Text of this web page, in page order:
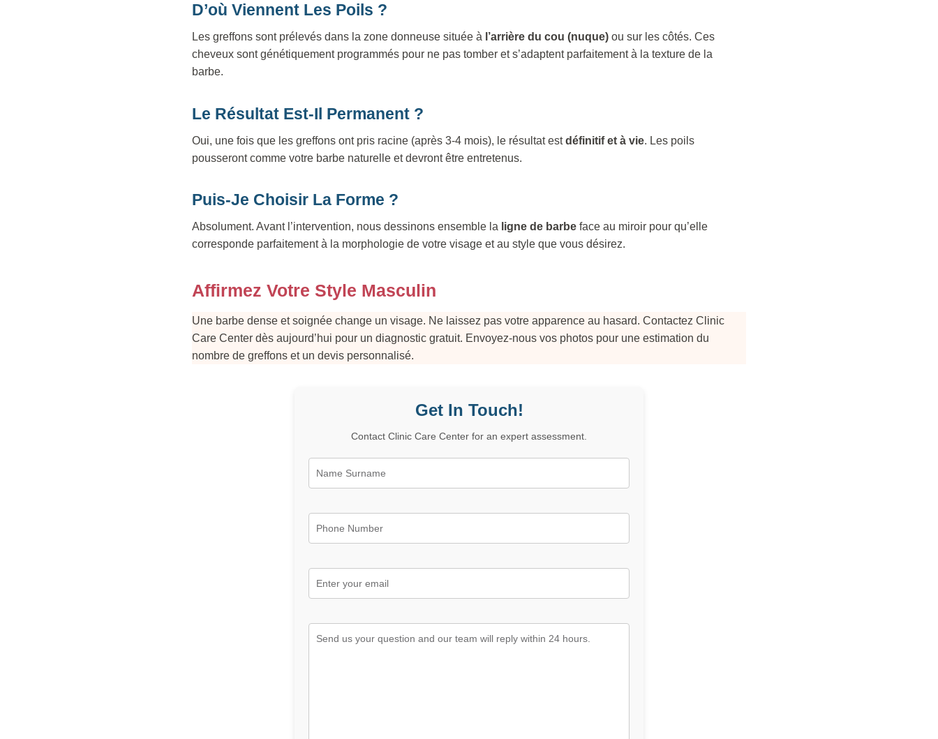
D’où Viennent Les Poils ?
Les greffons sont prélevés dans la zone donneuse située à l’arrière du cou (nuque) ou sur les côtés. Ces
cheveux sont génétiquement programmés pour ne pas tomber et s’adaptent parfaitement à la texture de la
barbe.
Le Résultat Est-Il Permanent ?
Oui, une fois que les greffons ont pris racine (après 3-4 mois), le résultat estdéfinitif et à vie. Les poils
pousseront comme votre barbe naturelle et devront être entretenus.
Puis-Je Choisir La Forme ?
Absolument. Avant l’intervention, nous dessinons ensemble la ligne de barbe face au miroir pour qu’elle
corresponde parfaitement à la morphologie de votre visage et au style que vous désirez.
Affirmez Votre Style Masculin
Une barbe dense et soignée change un visage. Ne laissez pas votre apparence au hasard. Contactez Clinic
Care Center dès aujourd’hui pour un diagnostic gratuit. Envoyez-nous vos photos pour une estimation du
nombre de greffons et un devis personnalisé.
Get In Touch!
Contact Clinic Care Center for an expert assessment.